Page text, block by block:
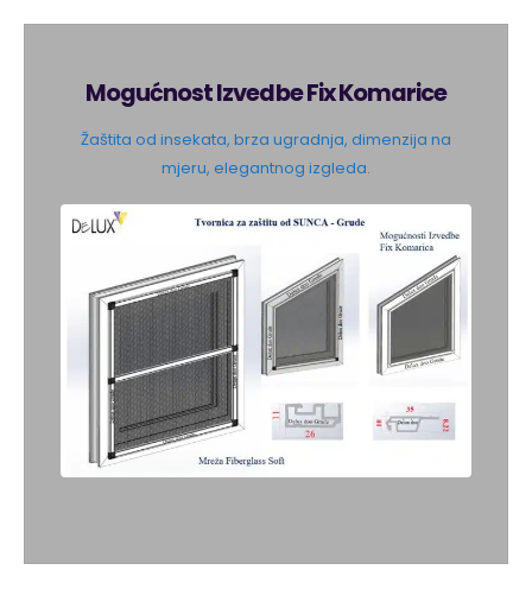
Mogućnost Izvedbe Fix Komarice
Žaštita od insekata, brza ugradnja, dimenzija na
mjeru, elegantnog izgleda.